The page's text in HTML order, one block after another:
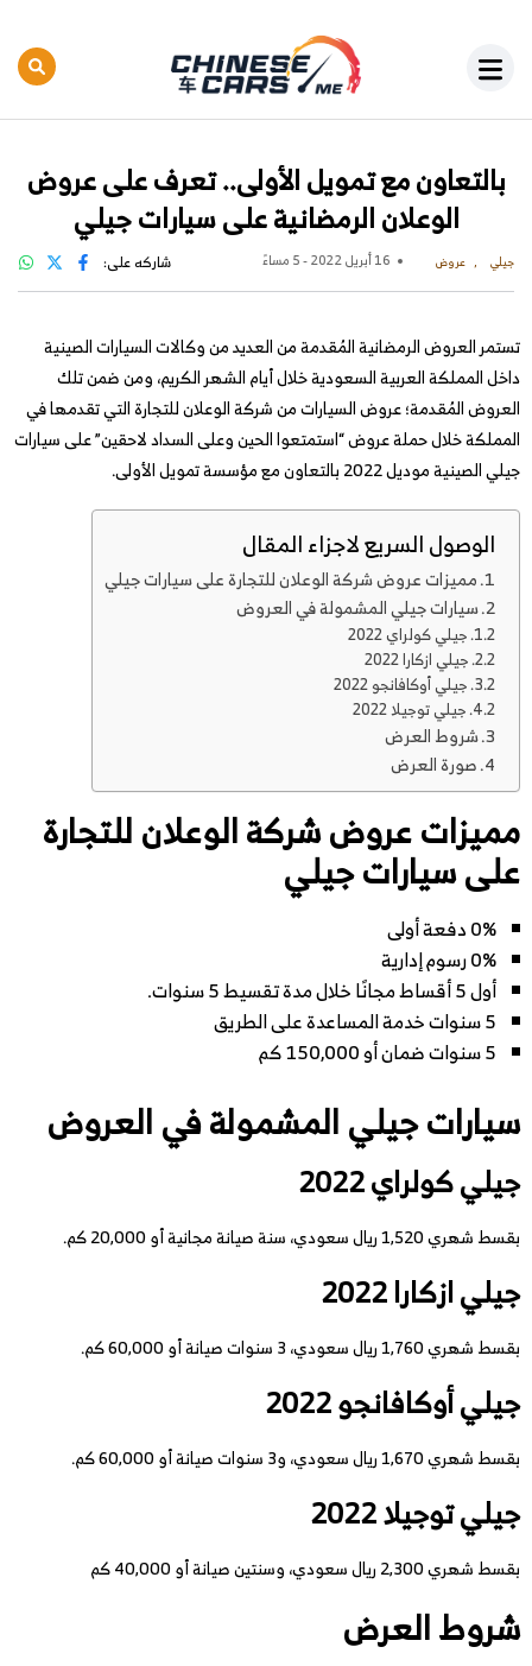
بالتعاون مع تمويل الأولى.. تعرف على عروض
الوعلان الرمضانية على سيارات جيلي
جيلي عروض 16 أبريل 2022 - 5 مساءً شاركه على:
تستمر العروض الرمضانية المُقدمة من العديد من وكالات السيارات الصينية
داخل المملكة العربية السعودية خلال أيام الشهر الكريم، ومن ضمن تلك
العروض المُقدمة؛ عروض السيارات من شركة الوعلان للتجارة التي تقدمها في
المملكة خلال حملة عروض “استمتعوا الحين وعلى السداد لاحقين” على سيارات
جيلي الصينية موديل 2022 بالتعاون مع مؤسسة تمويل الأولى.
الوصول السريع لاجزاء المقال
مميزات عروض شركة الوعلان للتجارة على سيارات جيلي
سيارات جيلي المشمولة في العروض
جيلي كولراي 2022
جيلي ازكارا 2022
جيلي أوكافانجو 2022
جيلي توجيلا 2022
شروط العرض
صورة العرض
مميزات عروض شركة الوعلان للتجارة
على سيارات جيلي
0% دفعة أولى
0% رسوم إدارية
أول 5 أقساط مجانًا خلال مدة تقسيط 5 سنوات.
5 سنوات خدمة المساعدة على الطريق
5 سنوات ضمان أو 150,000 كم
سيارات جيلي المشمولة في العروض
جيلي كولراي 2022
بقسط شهري 1,520 ريال سعودي، سنة صيانة مجانية أو 20,000 كم.
جيلي ازكارا 2022
بقسط شهري 1,760 ريال سعودي، 3 سنوات صيانة أو 60,000 كم.
جيلي أوكافانجو 2022
بقسط شهري 1,670 ريال سعودي، و3 سنوات صيانة أو 60,000 كم.
جيلي توجيلا 2022
بقسط شهري 2,300 ريال سعودي، وسنتين صيانة أو 40,000 كم
شروط العرض